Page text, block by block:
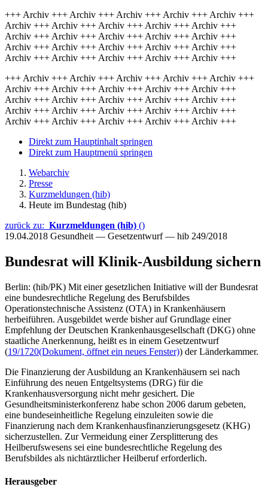
+++ Archiv +++ Archiv +++ Archiv +++ Archiv +++ Archiv +++
Archiv +++ Archiv +++ Archiv +++ Archiv +++ Archiv +++
Archiv +++ Archiv +++ Archiv +++ Archiv +++ Archiv +++
Archiv +++ Archiv +++ Archiv +++ Archiv +++ Archiv +++
Archiv +++ Archiv +++ Archiv +++ Archiv +++ Archiv +++
+++ Archiv +++ Archiv +++ Archiv +++ Archiv +++ Archiv +++
Archiv +++ Archiv +++ Archiv +++ Archiv +++ Archiv +++
Archiv +++ Archiv +++ Archiv +++ Archiv +++ Archiv +++
Archiv +++ Archiv +++ Archiv +++ Archiv +++ Archiv +++
Archiv +++ Archiv +++ Archiv +++ Archiv +++ Archiv +++
Direkt zum Hauptinhalt springen
Direkt zum Hauptmenü springen
Webarchiv
Presse
Kurzmeldungen (hib)
Heute im Bundestag (hib)
zurück zu: Kurzmeldungen (hib) ()
19.04.2018 Gesundheit — Gesetzentwurf — hib 249/2018
Bundesrat will Klinik-Ausbildung sichern
Berlin: (hib/PK) Mit einer gesetzlichen Initiative will der Bundesrat
eine bundesrechtliche Regelung des Berufsbildes
Operationstechnische Assistenz (OTA) in Krankenhäusern
herbeiführen. Ausgebildet werde bisher auf Grundlage einer
Empfehlung der Deutschen Krankenhausgesellschaft (DKG) ohne
staatliche Anerkennung, heißt es in einem Gesetzentwurf
(19/1720(Dokument, öffnet ein neues Fenster)) der Länderkammer.
Die Finanzierung der Ausbildung an Krankenhäusern sei nach
Einführung des neuen Entgeltsystems (DRG) für die
Krankenhausversorgung nicht mehr gesichert. Die
Gesundheitsministerkonferenz habe schon 2006 darum gebeten,
eine bundeseinheitliche Regelung einzuleiten sowie die
Finanzierung nach dem Krankenhausfinanzierungsgesetz (KHG)
sicherzustellen. Zur Vermeidung einer Zersplitterung des
Heilberufswesens sei eine bundesrechtliche Regelung des
Berufsbildes als nichtärztlicher Heilberuf erforderlich.
Herausgeber